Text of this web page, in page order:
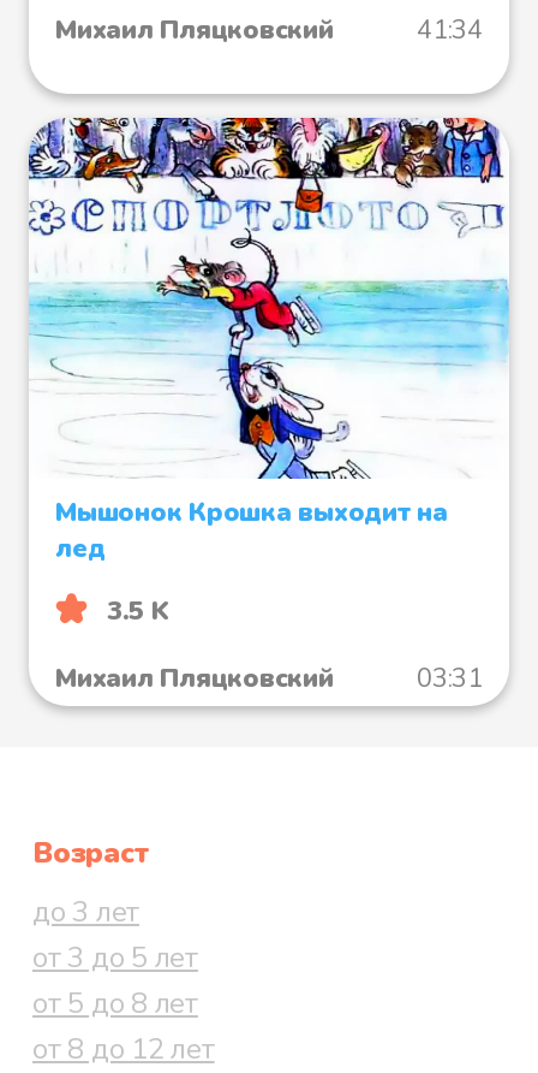
Михаил Пляцковский 41:34
Мышонок Крошка выходит на
лед
3.5 K
Михаил Пляцковский
03:31
Возраст
до 3 лет
от 3 до 5 лет
от 5 до 8 лет
от 8 до 12 лет